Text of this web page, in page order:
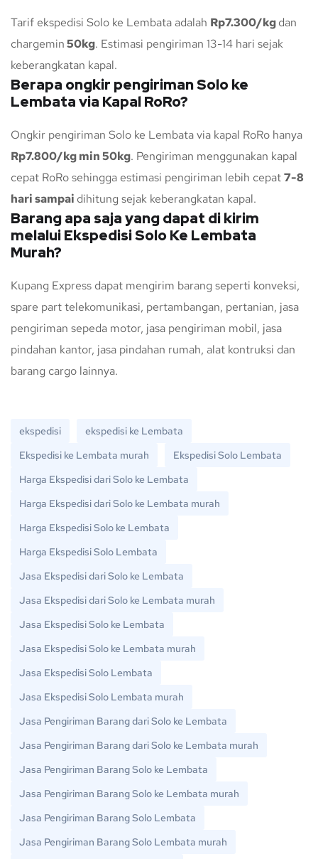
Tarif ekspedisi Solo ke Lembata adalah Rp7.300/kgdan
chargemin50kg. Estimasi pengiriman 13-14 hari sejak
keberangkatan kapal.
Berapa ongkir pengiriman Solo ke
Lembata via Kapal RoRo?
Ongkir pengiriman Solo ke Lembata via kapal RoRo hanya
Rp7.800/kg min 50kg. Pengiriman menggunakan kapal
cepat RoRo sehingga estimasi pengiriman lebih cepat7-8
hari sampai dihitung sejak keberangkatan kapal.
Barang apa saja yang dapat di kirim
melalui Ekspedisi Solo Ke Lembata
Murah?
Kupang Express dapat mengirim barang seperti konveksi,
spare part telekomunikasi, pertambangan, pertanian, jasa
pengiriman sepeda motor, jasa pengiriman mobil, jasa
pindahan kantor, jasa pindahan rumah, alat kontruksi dan
barang cargo lainnya.
ekspedisi
ekspedisi ke Lembata
Ekspedisi ke Lembata murah
Ekspedisi Solo Lembata
Harga Ekspedisi dari Solo ke Lembata
Harga Ekspedisi dari Solo ke Lembata murah
Harga Ekspedisi Solo ke Lembata
Harga Ekspedisi Solo Lembata
Jasa Ekspedisi dari Solo ke Lembata
Jasa Ekspedisi dari Solo ke Lembata murah
Jasa Ekspedisi Solo ke Lembata
Jasa Ekspedisi Solo ke Lembata murah
Jasa Ekspedisi Solo Lembata
Jasa Ekspedisi Solo Lembata murah
Jasa Pengiriman Barang dari Solo ke Lembata
Jasa Pengiriman Barang dari Solo ke Lembata murah
Jasa Pengiriman Barang Solo ke Lembata
Jasa Pengiriman Barang Solo ke Lembata murah
Jasa Pengiriman Barang Solo Lembata
Jasa Pengiriman Barang Solo Lembata murah